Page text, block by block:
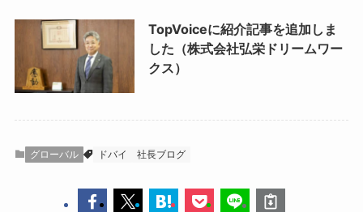
TopVoiceに紹介記事を追加しま
した（株式会社弘栄ドリームワー
クス）
グローバル ドバイ 社長ブログ